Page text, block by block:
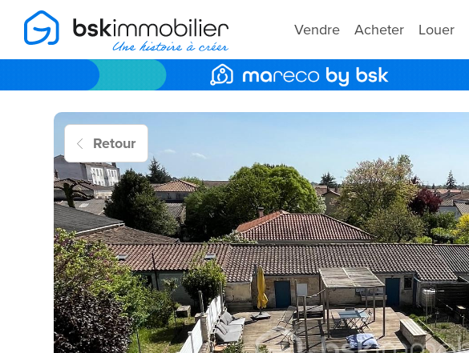
Vendre Acheter Louer
Retour